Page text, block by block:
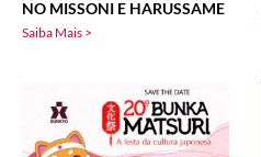
NO MISSONI E HARUSSAME
Saiba Mais >